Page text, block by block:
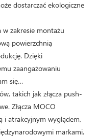
dostarczać ekologiczne
w zakresie montażu
powierzchnią
Dzięki
zaangażowaniu
się…
takich jak złącza push-
Złącza MOCO
i atrakcyjnym wyglądem,
markami,